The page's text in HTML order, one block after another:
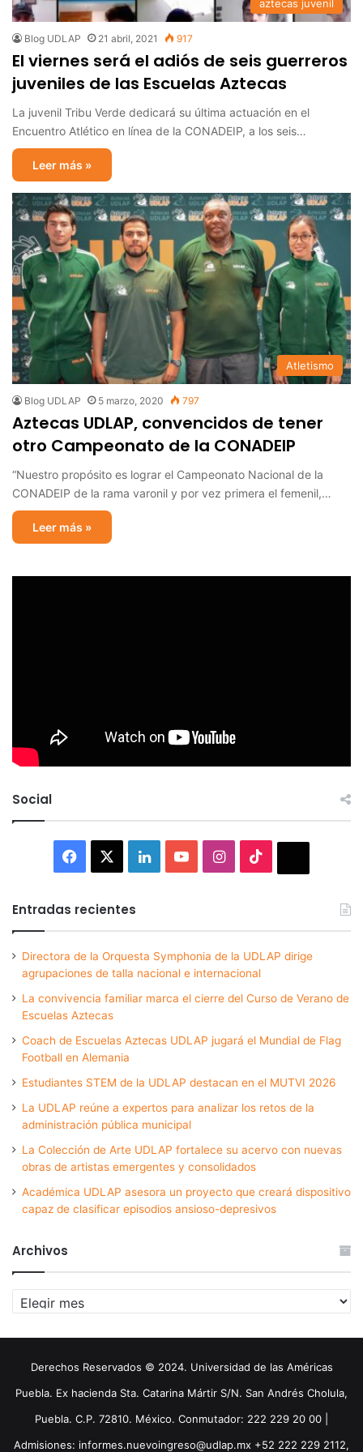
aztecas juvenil
Blog UDLAP 21 abril, 2021 917
El viernes será el adiós de seis guerreros
juveniles de las Escuelas Aztecas
La juvenil Tribu Verde dedicará su última actuación en el
Encuentro Atlético en línea de la CONADEIP, a los seis…
Leer más »
Atletismo
Blog UDLAP 5 marzo, 2020 797
Aztecas UDLAP, convencidos de tener
otro Campeonato de la CONADEIP
“Nuestro propósito es lograr el Campeonato Nacional de la
CONADEIP de la rama varonil y por vez primera el femenil,…
Leer más »
Social
Facebook LinkedInYouTubeInstagram
Entradas recientes
Directora de la Orquesta Symphonia de la UDLAP dirige
agrupaciones de talla nacional e internacional
La convivencia familiar marca el cierre del Curso de Verano de
Escuelas Aztecas
Coach de Escuelas Aztecas UDLAP jugará el Mundial de Flag
Football en Alemania
Estudiantes STEM de la UDLAP destacan en el MUTVI 2026
La UDLAP reúne a expertos para analizar los retos de la
administración pública municipal
La Colección de Arte UDLAP fortalece su acervo con nuevas
obras de artistas emergentes y consolidados
Académica UDLAP asesora un proyecto que creará dispositivo
capaz de clasificar episodios ansioso-depresivos
Archivos
Archivos
Derechos Reservados © 2024. Universidad de las Américas
Puebla. Ex hacienda Sta. Catarina Mártir S/N. San Andrés Cholula,
Puebla. C.P. 72810. México. Conmutador: 222 229 20 00 |
Admisiones: informes.nuevoingreso@udlap.mx +52 222 229 2112,